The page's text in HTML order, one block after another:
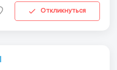
Откликнуться